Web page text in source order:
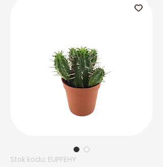
Stok kodu: EUPFEHY